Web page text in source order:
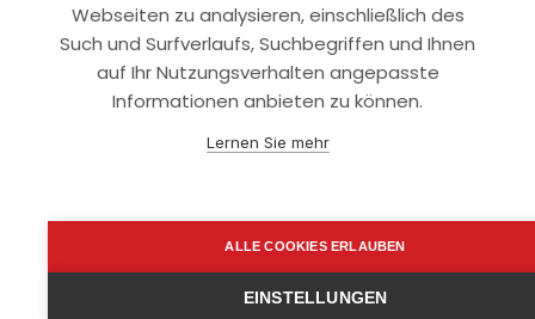
Datenschutz
support@smartkuendigen.de
Webseiten zu analysieren, einschließlich des
Such und Surfverlaufs, Suchbegriffen und Ihnen
auf Ihr Nutzungsverhalten angepasste
Informationen anbieten zu können.
Lernen Sie mehr
ALLE COOKIES ERLAUBEN
EINSTELLUNGEN